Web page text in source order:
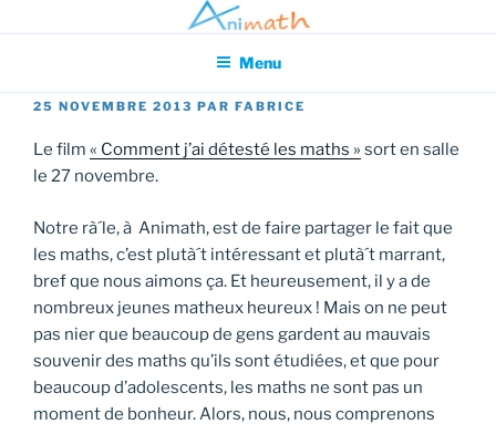
au
principal
Association pour l'Animation en Mathématiques
Menu
PUBLIÉ
25 NOVEMBRE 2013 PAR FABRICE
Le film « Comment j’ai détesté les maths » sort en salle
le 27 novembre.
Notre rà´le, à Animath, est de faire partager le fait que
les maths, c’est plutà´t intéressant et plutà´t marrant,
bref que nous aimons ça. Et heureusement, il y a de
nombreux jeunes matheux heureux ! Mais on ne peut
pas nier que beaucoup de gens gardent au mauvais
souvenir des maths qu’ils sont étudiées, et que pour
beaucoup d’adolescents, les maths ne sont pas un
moment de bonheur. Alors, nous, nous comprenons